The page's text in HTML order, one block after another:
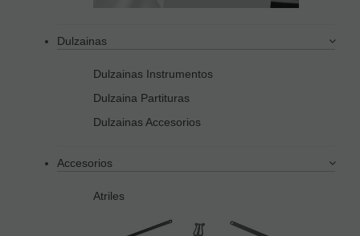
Dulzainas
Dulzainas Instrumentos
Dulzaina Partituras
Dulzainas Accesorios
Accesorios
Atriles